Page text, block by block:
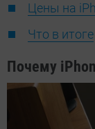
Цены на
Что в итоге
Почему